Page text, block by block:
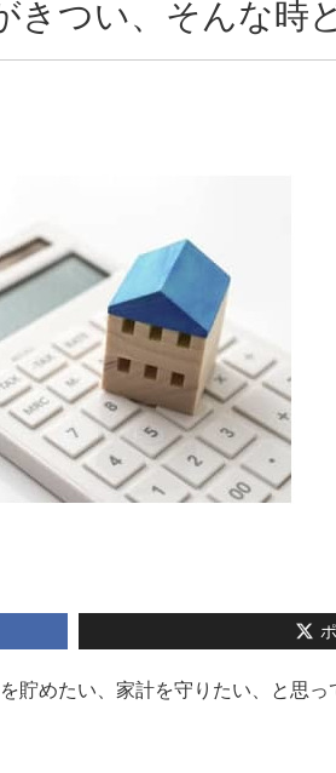
きつい、そんな時
貯めたい、家計を守りたい、と思っ